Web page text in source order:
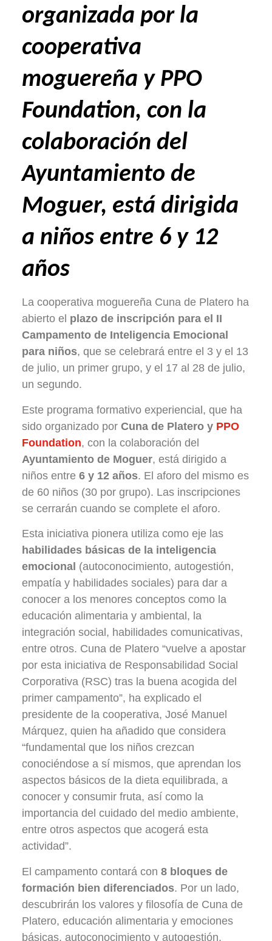
organizada por la
cooperativa
moguereña y PPO
Foundation, con la
colaboración del
Ayuntamiento de
Moguer, está dirigida
a niños entre 6 y 12
años
La cooperativa moguereña Cuna de Platero ha
abierto el plazo de inscripción para el II
Campamento de Inteligencia Emocional
para niños, que se celebrará entre el 3 y el 13
de julio, un primer grupo, y el 17 al 28 de julio,
un segundo.
Este programa formativo experiencial, que ha
sido organizado por Cuna de Platero y PPO
Foundation, con la colaboración del
Ayuntamiento de Moguer, está dirigido a
niños entre 6 y 12 años. El aforo del mismo es
de 60 niños (30 por grupo). Las inscripciones
se cerrarán cuando se complete el aforo.
Esta iniciativa pionera utiliza como eje las
habilidades básicas de la inteligencia
emocional (autoconocimiento, autogestión,
empatía y habilidades sociales) para dar a
conocer a los menores conceptos como la
educación alimentaria y ambiental, la
integración social, habilidades comunicativas,
entre otros. Cuna de Platero “vuelve a apostar
por esta iniciativa de Responsabilidad Social
Corporativa (RSC) tras la buena acogida del
primer campamento”, ha explicado el
presidente de la cooperativa, José Manuel
Márquez, quien ha añadido que considera
“fundamental que los niños crezcan
conociéndose a sí mismos, que aprendan los
aspectos básicos de la dieta equilibrada, a
conocer y consumir fruta, así como la
importancia del cuidado del medio ambiente,
entre otros aspectos que acogerá esta
actividad”.
El campamento contará con 8 bloques de
formación bien diferenciados. Por un lado,
descubrirán los valores y filosofía de Cuna de
Platero, educación alimentaria y emociones
básicas, autoconocimiento y autogestión,